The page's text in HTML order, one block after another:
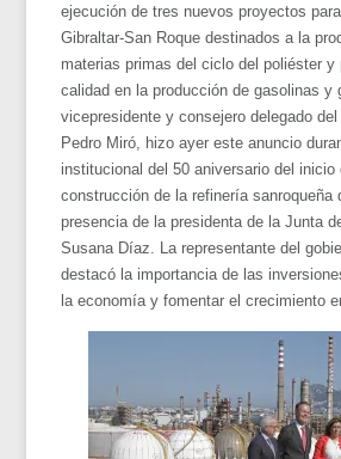
ejecución de tres nuevos proyectos
Gibraltar-San Roque destinados a la
materias primas del ciclo del poliéster y
calidad en la producción de gasolinas y
vicepresidente y consejero delegado del
Pedro Miró, hizo ayer este anuncio
institucional del 50 aniversario del inicio
construcción de la refinería sanroqueña
presencia de la presidenta de la Junta
Susana Díaz. La representante del
destacó la importancia de las
la economía y fomentar el crecimiento